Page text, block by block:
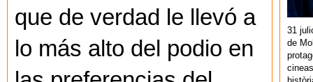
que de verdad le llevó a
lo más alto del podio en
31
de